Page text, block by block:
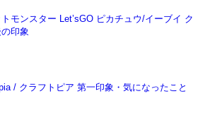
モンスター Let’sGO ピカチュウ/イーブイ ク
印象
/ クラフトピア 第一印象・気になったこと